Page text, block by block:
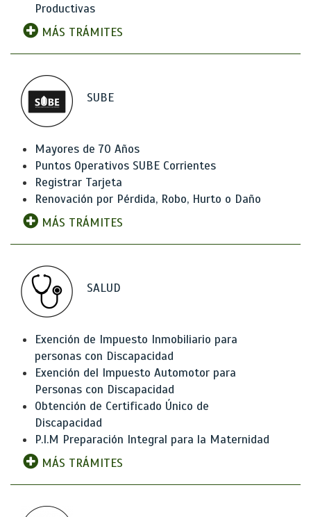
Productivas
MÁS TRÁMITES
SUBE
Mayores de 70 Años
Puntos Operativos SUBE Corrientes
Registrar Tarjeta
Renovación por Pérdida, Robo, Hurto o Daño
MÁS TRÁMITES
SALUD
Exención de Impuesto Inmobiliario para
personas con Discapacidad
Exención del Impuesto Automotor para
Personas con Discapacidad
Obtención de Certificado Único de
Discapacidad
P.I.M Preparación Integral para la Maternidad
MÁS TRÁMITES